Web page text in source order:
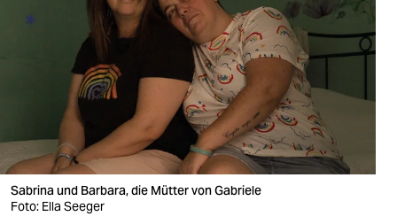
Sabrina und Barbara, die Mütter von Gabriele
Foto: Ella Seeger